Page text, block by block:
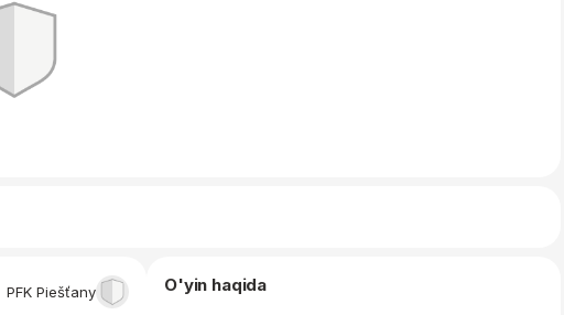
PFK Piešťany O'yin haqida